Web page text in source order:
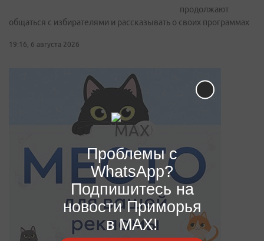
продолжают
общаться с избирателями и рассказывать о своих программах
19:16, 6 августа 2026
Проблемы с
WhatsApp?
Подпишитесь на
новости Приморья
в MAX!